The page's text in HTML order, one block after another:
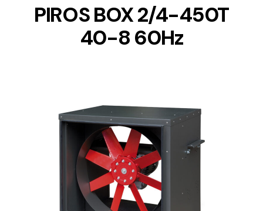
PIROS BOX 2/4-450T
40-8 60Hz
DETAILS